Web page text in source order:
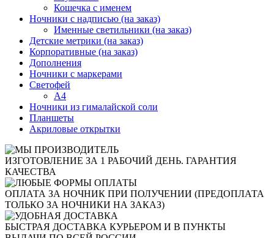
Кошечка с именем
Ночники с надписью (на заказ)
Именные светильники (на заказ)
Детские метрики (на заказ)
Корпоративные (на заказ)
Дополнения
Ночники с маркерами
Светофей
А4
Ночники из гималайской соли
Планшеты
Акриловые открытки
ИЗГОТОВЛЕНИЕ ЗА 1 РАБОЧИЙ ДЕНЬ. ГАРАНТИЯ
КАЧЕСТВА
ОПЛАТА ЗА НОЧНИК ПРИ ПОЛУЧЕНИИ (ПРЕДОПЛАТА
ТОЛЬКО ЗА НОЧНИКИ НА ЗАКАЗ)
БЫСТРАЯ ДОСТАВКА КУРЬЕРОМ И В ПУНКТЫ